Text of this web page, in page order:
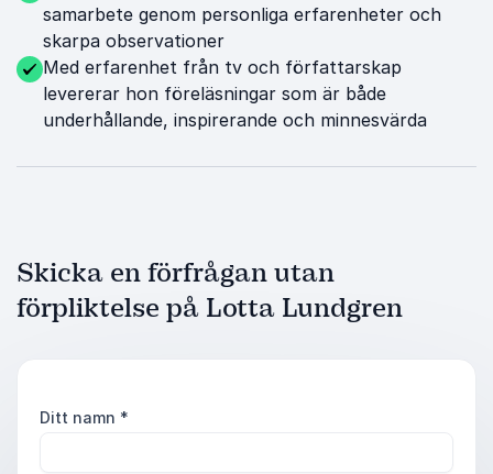
samarbete genom personliga erfarenheter och
skarpa observationer
Med erfarenhet från tv och författarskap
levererar hon föreläsningar som är både
underhållande, inspirerande och minnesvärda
Skicka en förfrågan utan
förpliktelse på Lotta Lundgren
Ditt namn *